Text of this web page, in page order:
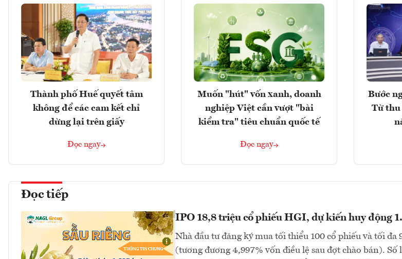
Thành phố Huế quyết tâm
không để các cam kết chỉ
dừng lại trên giấy
Đọc ngay
Muốn "hút" vốn xanh, doanh
nghiệp Việt cần vượt "bài
kiểm tra" tiêu chuẩn quốc tế
Đọc ngay
Bước
Từ thu
Đọc tiếp
IPO 18,8 triệu cổ phiếu HGI, dự kiến huy động
Nhà đầu tư đăng ký mua tối thiểu 100 cổ phiếu và tối đa
(tương đương 4,997% vốn điều lệ sau đợt chào bán). Số